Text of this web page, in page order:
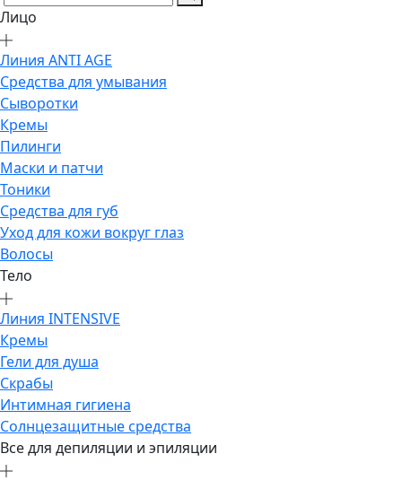
Лицо
Линия ANTI AGE
Средства для умывания
Сыворотки
Кремы
Пилинги
Маски и патчи
Тоники
Средства для губ
Уход для кожи вокруг глаз
Волосы
Тело
Линия INTENSIVE
Кремы
Гели для душа
Скрабы
Интимная гигиена
Солнцезащитные средства
Все для депиляции и эпиляции